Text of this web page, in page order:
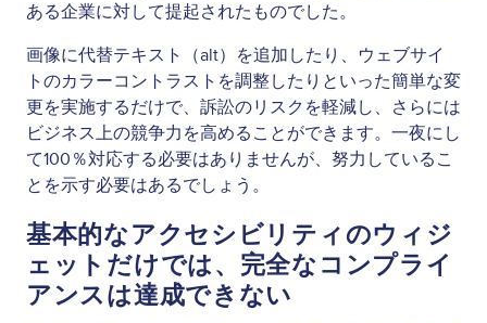
ある企業に対して提起されたものでした。
画像に代替テキスト（alt）を追加したり、ウェブサイ
トのカラーコントラストを調整したりといった簡単な変
更を実施するだけで、訴訟のリスクを軽減し、さらには
ビジネス上の競争力を高めることができます。一夜にし
て100％対応する必要はありませんが、努力しているこ
とを示す必要はあるでしょう。
基本的なアクセシビリティのウィジ
ェットだけでは、完全なコンプライ
アンスは達成できない